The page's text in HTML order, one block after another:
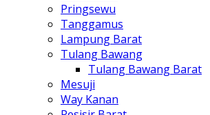
Pringsewu
Tanggamus
Lampung Barat
Tulang Bawang
Tulang Bawang Barat
Mesuji
Way Kanan